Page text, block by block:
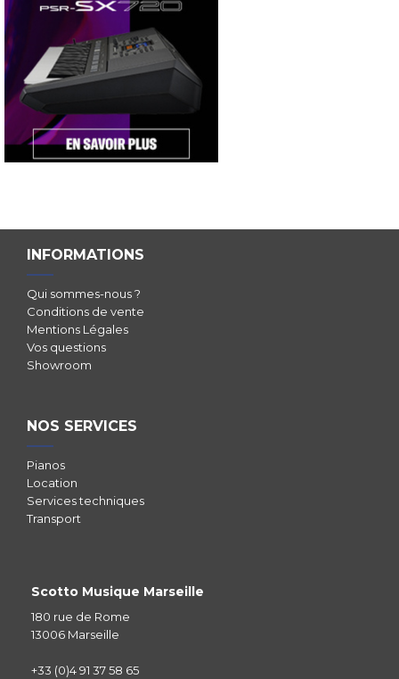
INFORMATIONS
Qui sommes-nous ?
Conditions de vente
Mentions Légales
Vos questions
Showroom
NOS SERVICES
Pianos
Location
Services techniques
Transport
Scotto Musique Marseille
180 rue de Rome
13006 Marseille
+33 (0)4 91 37 58 65